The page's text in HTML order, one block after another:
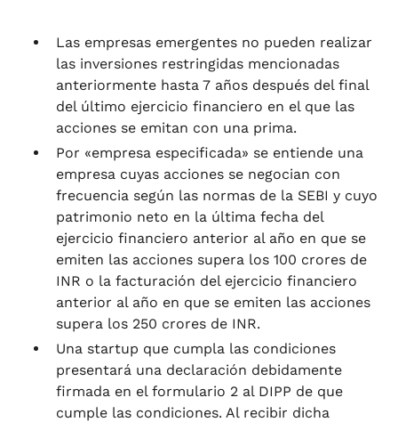
Las empresas emergentes no pueden realizar
las inversiones restringidas mencionadas
anteriormente hasta 7 años después del final
del último ejercicio financiero en el que las
acciones se emitan con una prima.
Por «empresa especificada» se entiende una
empresa cuyas acciones se negocian con
frecuencia según las normas de la SEBI y cuyo
patrimonio neto en la última fecha del
ejercicio financiero anterior al año en que se
emiten las acciones supera los 100 crores de
INR o la facturación del ejercicio financiero
anterior al año en que se emiten las acciones
supera los 250 crores de INR.
Una startup que cumpla las condiciones
presentará una declaración debidamente
firmada en el formulario 2 al DIPP de que
cumple las condiciones. Al recibir dicha